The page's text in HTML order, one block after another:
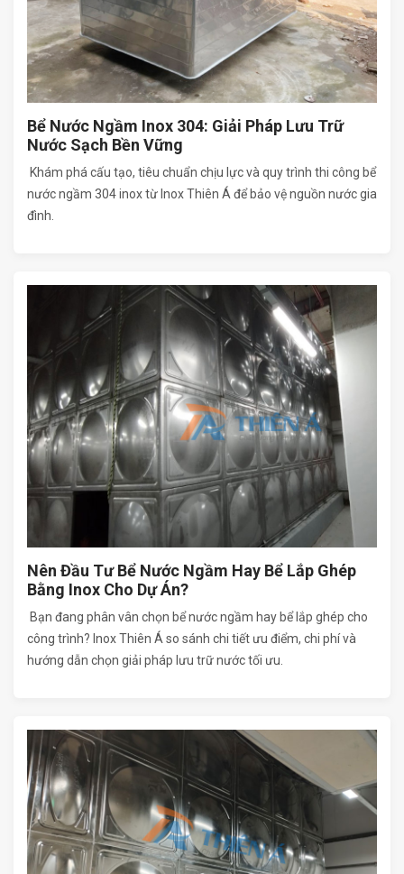
Bể Nước Ngầm Inox 304: Giải Pháp Lưu Trữ
Nước Sạch Bền Vững
Khám phá cấu tạo, tiêu chuẩn chịu lực và quy trình thi công bể
nước ngầm 304 inox từ Inox Thiên Á để bảo vệ nguồn nước gia
đình.
Nên Đầu Tư Bể Nước Ngầm Hay Bể Lắp Ghép
Bằng Inox Cho Dự Án?
Bạn đang phân vân chọn bể nước ngầm hay bể lắp ghép cho
công trình? Inox Thiên Á so sánh chi tiết ưu điểm, chi phí và
hướng dẫn chọn giải pháp lưu trữ nước tối ưu.